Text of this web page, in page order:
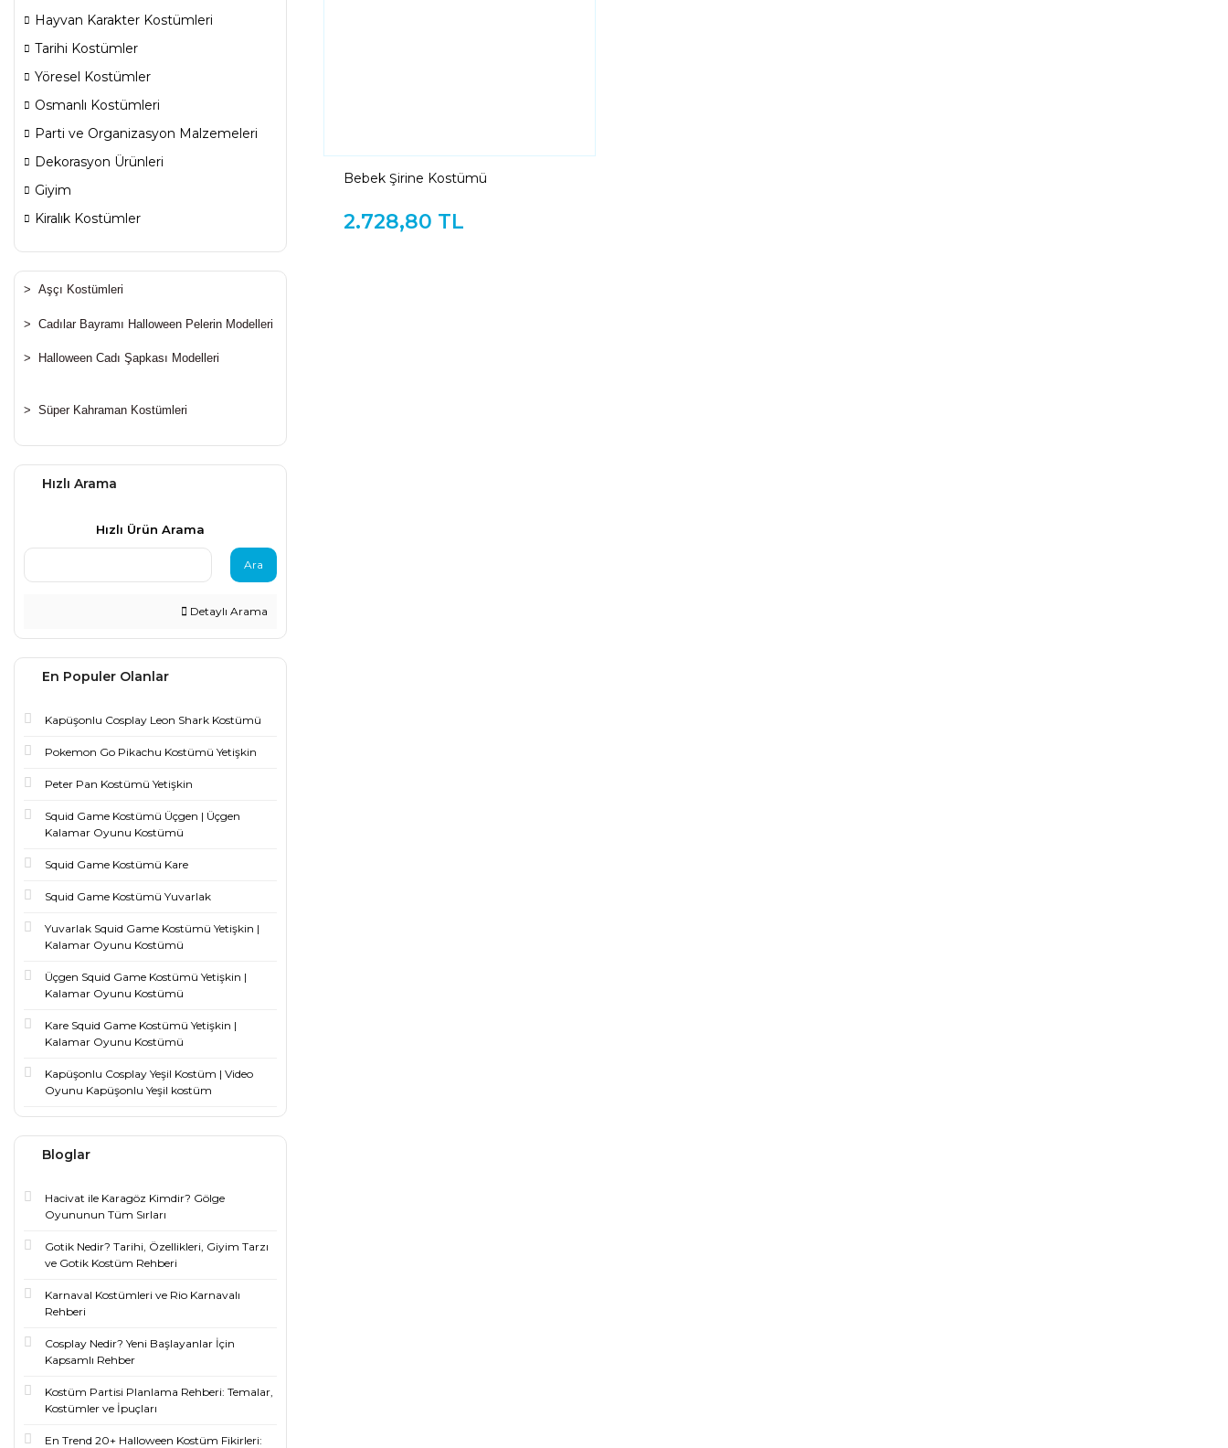
Hayvan Karakter Kostümleri
Tarihi Kostümler
Yöresel Kostümler
Osmanlı Kostümleri
Parti ve Organizasyon Malzemeleri
Dekorasyon Ürünleri
Giyim
Kiralık Kostümler
> Aşçı Kostümleri
> Cadılar Bayramı Halloween Pelerin Modelleri
> Halloween Cadı Şapkası Modelleri
> Süper Kahraman Kostümleri
Hızlı Arama
Hızlı Ürün Arama
Ara
Detaylı Arama
En Populer Olanlar
Kapüşonlu Cosplay Leon Shark Kostümü
Pokemon Go Pikachu Kostümü Yetişkin
Peter Pan Kostümü Yetişkin
Squid Game Kostümü Üçgen | Üçgen
Kalamar Oyunu Kostümü
Squid Game Kostümü Kare
Squid Game Kostümü Yuvarlak
Yuvarlak Squid Game Kostümü Yetişkin |
Kalamar Oyunu Kostümü
Üçgen Squid Game Kostümü Yetişkin |
Kalamar Oyunu Kostümü
Kare Squid Game Kostümü Yetişkin |
Kalamar Oyunu Kostümü
Kapüşonlu Cosplay Yeşil Kostüm | Video
Oyunu Kapüşonlu Yeşil kostüm
Bloglar
Hacivat ile Karagöz Kimdir? Gölge
Oyununun Tüm Sırları
Gotik Nedir? Tarihi, Özellikleri, Giyim Tarzı
ve Gotik Kostüm Rehberi
Karnaval Kostümleri ve Rio Karnavalı
Rehberi
Cosplay Nedir? Yeni Başlayanlar İçin
Kapsamlı Rehber
Kostüm Partisi Planlama Rehberi: Temalar,
Kostümler ve İpuçları
En Trend 20+ Halloween Kostüm Fikirleri:
Bebek Şirine Kostümü
2.728,80 TL